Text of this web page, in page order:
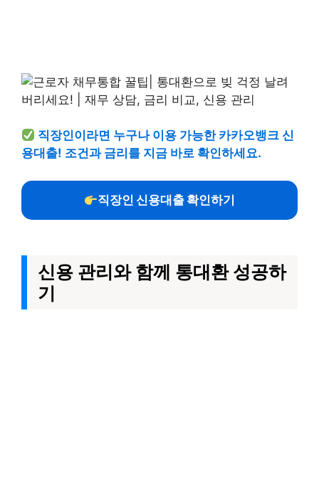
직장인이라면 누구나 이용 가능한 카카오뱅크 신
용대출! 조건과 금리를 지금 바로 확인하세요.
직장인 신용대출 확인하기
신용 관리와 함께 통대환 성공하
기